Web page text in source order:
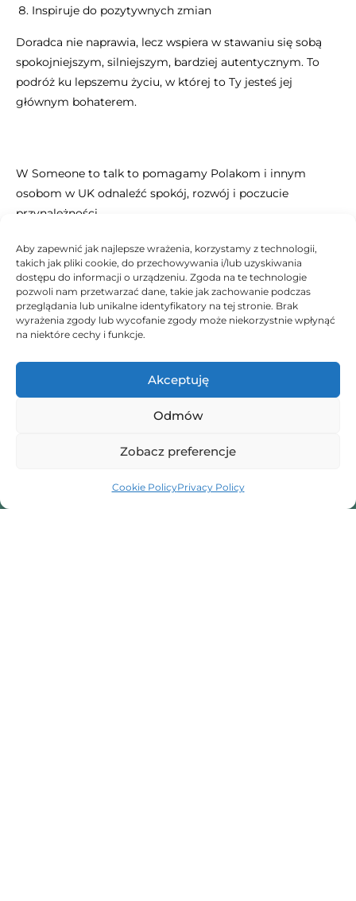
Aby zapewnić jak najlepsze wrażenia, korzystamy z technologii,
takich jak pliki cookie, do przechowywania i/lub uzyskiwania
dostępu do informacji o urządzeniu. Zgoda na te technologie
pozwoli nam przetwarzać dane, takie jak zachowanie podczas
przeglądania lub unikalne identyfikatory na tej stronie. Brak
wyrażenia zgody lub wycofanie zgody może niekorzystnie wpłynąć
na niektóre cechy i funkcje.
Akceptuję
Odmów
Zobacz preferencje
Cookie PolicyPrivacy Policy
Inspiruje do pozytywnych zmian
Doradca nie naprawia, lecz wspiera w stawaniu się sobą
spokojniejszym, silniejszym, bardziej autentycznym. To
podróż ku lepszemu życiu, w której to Ty jesteś jej
głównym bohaterem.
W Someone to talk to pomagamy Polakom i innym
osobom w UK odnaleźć spokój, rozwój i poczucie
przynależności.
Bo każdy zasługuje na przestrzeń, w której może mówić,
być wysłuchany i znaleźć własne odpowiedzi.